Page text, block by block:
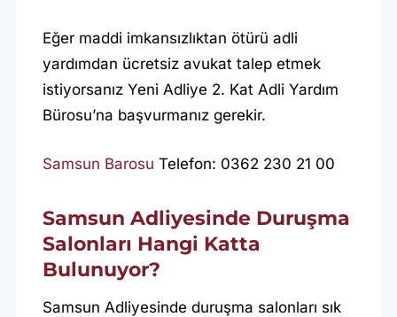
Eğer maddi imkansızlıktan ötürü adli
yardımdan ücretsiz avukat talep etmek
istiyorsanız Yeni Adliye 2. Kat Adli Yardım
Bürosu’na başvurmanız gerekir.
Samsun Barosu Telefon: 0362 230 21 00
Samsun Adliyesinde Duruşma
Salonları Hangi Katta
Bulunuyor?
Samsun Adliyesinde duruşma salonları sık